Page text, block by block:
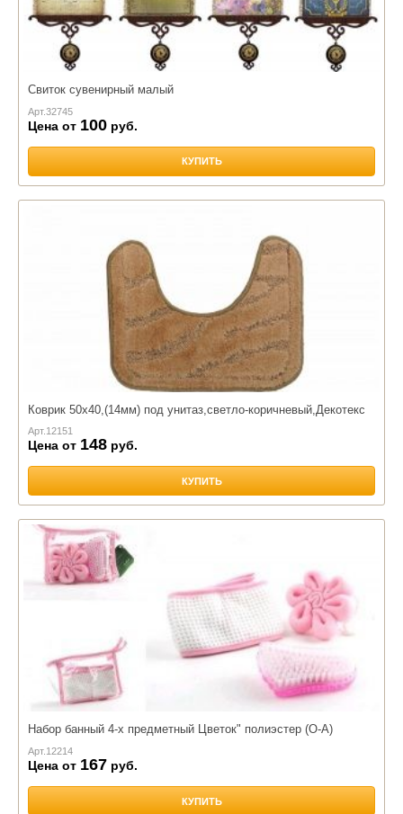
Свиток сувенирный малый
Арт.32745
Цена от 100 руб.
КУПИТЬ
Коврик 50х40,(14мм) под унитаз,светло-коричневый,Декотекс
Арт.12151
Цена от 148 руб.
КУПИТЬ
Набор банный 4-х предметный Цветок" полиэстер (О-А)
Арт. 12214
Цена от 167 руб.
КУПИТЬ